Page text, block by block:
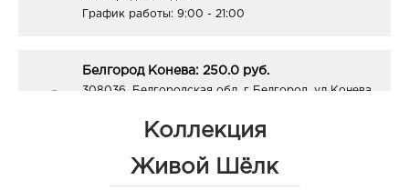
График работы: 9:00 - 21:00
Белгород Конева: 250.0 руб.
308036, Белгородская обл, г Белгород, ул Конева,
График работы:9:00 - 18:00
Коллекция
Живой Шёлк